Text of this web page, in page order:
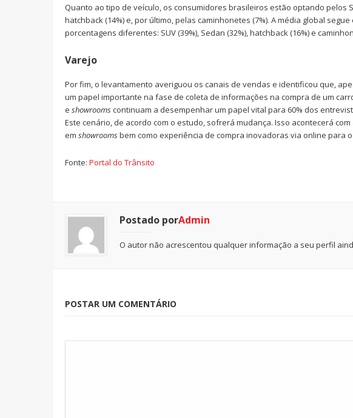
Quanto ao tipo de veículo, os consumidores brasileiros estão optando pelos
hatchback (14%) e, por último, pelas caminhonetes (7%). A média global
porcentagens diferentes: SUV (39%), Sedan (32%), hatchback (16%) e
Varejo
Por fim, o levantamento averiguou os canais de vendas e identificou que,
um papel importante na fase de coleta de informações na compra de um
eshowroomscontinuam a desempenhar um papel vital para 60% dos
Este cenário, de acordo com o estudo, sofrerá mudança. Isso acontecerá
emshowroomsbem como experiência de compra inovadoras via online para
Fonte:Portal do Trânsito
Postado porAdmin
O autor não acrescentou qualquer informação a seu perfil
POSTAR UM COMENTÁRIO